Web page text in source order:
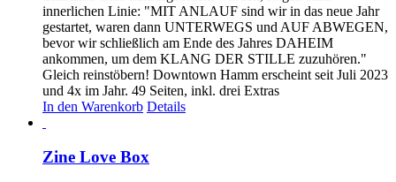
innerlichen Linie: "MIT ANLAUF sind wir in das neue Jahr
gestartet, waren dann UNTERWEGS und AUF ABWEGEN,
bevor wir schließlich am Ende des Jahres DAHEIM
ankommen, um dem KLANG DER STILLE zuzuhören."
Gleich reinstöbern! Downtown Hamm erscheint seit Juli 2023
und 4x im Jahr. 49 Seiten, inkl. drei Extras
In den Warenkorb Details
Zine Love Box